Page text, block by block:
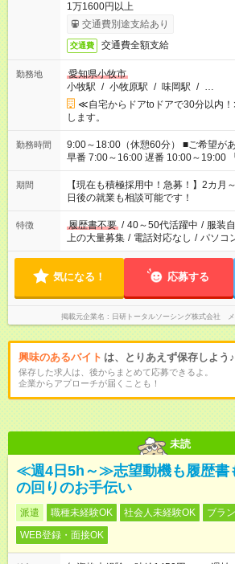
1万1600円以上
交通費別途支給あり
交通費 交通費全額支給
勤務地
愛知県小牧市
小牧駅 / 小牧原駅 / 味岡駅 / …
≪自宅からドアtoドアで30分以内
します。
勤務時間
9:00～18:00（休憩60分） ■ご希望があれば下記シフトもOK！
早番 7:00～16:00 遅番 10:00～19:00 「家族と休みを合わせた
い」 「余裕を持って夕飯の準備がし
たくない」 など、ご希望を教えてくださいね。
の方へ 今ご覧のお仕事で希望する勤
の勤務時間。 合計で週40時間を超え
期間
【現在も積極採用中！急募！】2カ
日後の就業も相談可能です！
特徴 履歴書不要 / 40～50代活躍中 / 服装
上の大量募集 / 電話対応なし / パソコ
気になる！ 応募する
掲載元企業名 日研トータルソーシング株式会社
興味のあるバイト は、とりあえず保存しよう♪
保存した求人は、後からまとめて応募できるよ。
企業からアプローチが届くことも！
未読
≪週4日5h～≫志望動機も履歴書
の回りのお手伝い
派遣 職種未経験OK 社会人未経験OK
ブラ
WEB登録・面接OK